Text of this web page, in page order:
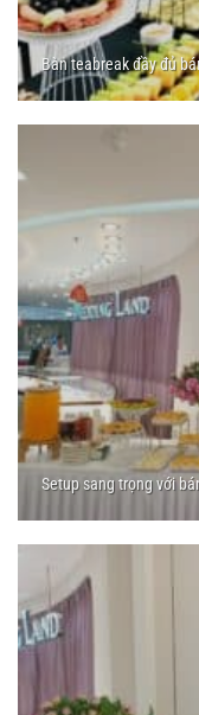
Bàn teabreak đầy đủ
Setup sang trọng với